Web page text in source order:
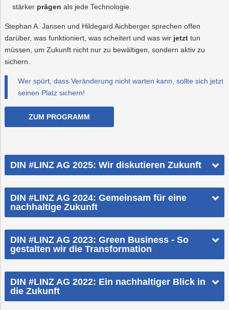
stärker prägen als jede Technologie.
Stephan A. Jansen und Hildegard Aichberger sprechen offen
darüber, was funktioniert, was scheitert und was wir jetzt tun
müssen, um Zukunft nicht nur zu bewältigen, sondern aktiv zu
sichern.
Wer spürt, dass Veränderung nicht warten kann, sollte sich jetzt
seinen Platz sichern!
ZUM PROGRAMM
DIN #LINZ AG 2025: Wir diskutieren Zukunft
DIN #LINZ AG 2024: Gemeinsam für eine
nachhaltige Zukunft
DIN #LINZ AG 2023: Green Business - So
gestalten wir die Transformation
DIN #LINZ AG 2022: Ein nachhaltiger Blick in
die Zukunft